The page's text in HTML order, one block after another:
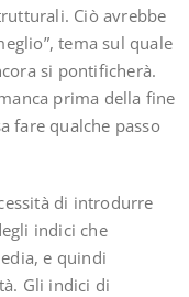
Ciò avrebbe
tema sul quale
si pontificherà.
prima della fine
fare qualche passo
di introdurre
indici che
e quindi
Gli indici di